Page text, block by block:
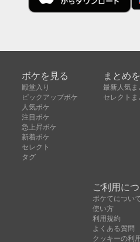
ボケを見る
殿堂入り
ピックアップボケ
人気ボケ
注目ボケ
急上昇ボケ
新着ボケ
セレクト
タグ
まとめ
最新人気ま
セレクトま
ご利用に
ボケてについ
使い方
利用規約
よくある質問
クッキーの利